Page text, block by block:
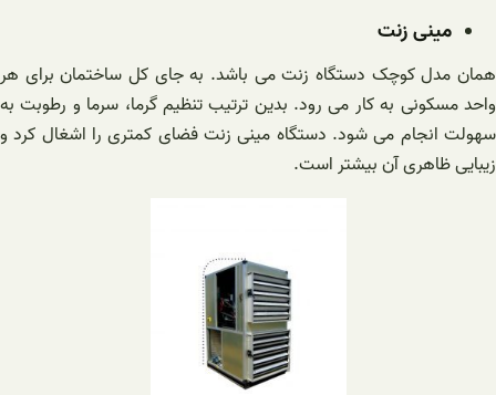
مینی زنت
همان مدل کوچک دستگاه زنت می باشد. به جای کل ساختمان برای هر
واحد مسکونی به کار می رود. بدین ترتیب تنظیم گرما، سرما و رطوبت به
سهولت انجام می شود. دستگاه مینی زنت فضای کمتری را اشغال کرد و
زیبایی ظاهری آن بیشتر است.